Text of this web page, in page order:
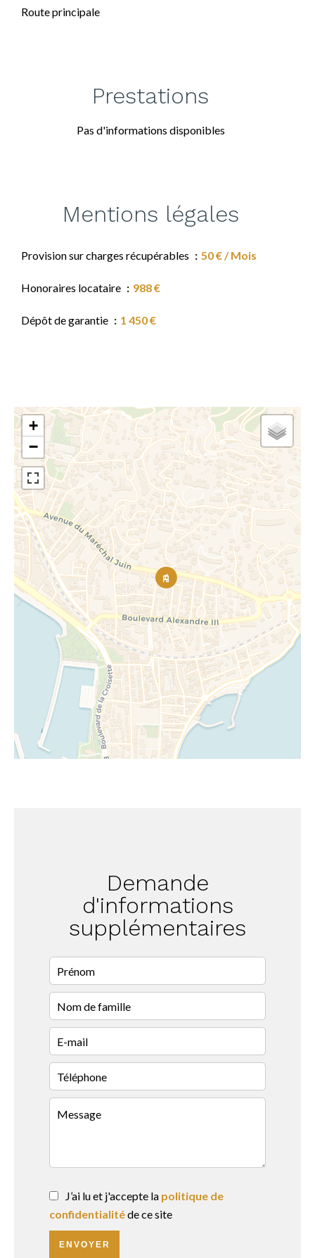
Route principale
Prestations
Pas d'informations disponibles
Mentions légales
Provision sur charges récupérables 50 € / Mois
Honoraires locataire 988 €
Dépôt de garantie 1 450 €
+
−
Demande
d'informations
supplémentaires
J’ai lu et j'accepte la politique de
confidentialitéde ce site
ENVOYER